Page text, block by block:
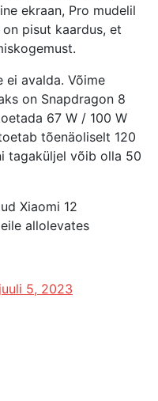
ekraan, Pro mudelil
pisut kaardus, et
avalda. Võime
on Snapdragon 8
67 W / 100 W
tõenäoliselt 120
tagaküljel võib olla 50
Xiaomi 12
allolevates
juuli 5, 2023